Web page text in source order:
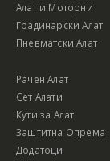
Алат и Моторни
Градинарски Алат
Пневматски Алат
Рачен Алат
Сет Алати
Кути за Алат
Заштитна Опрема
Додатоци